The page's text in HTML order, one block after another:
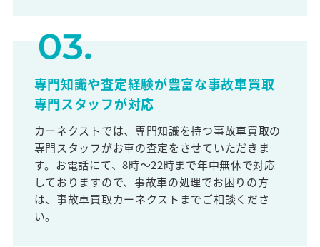
専門知識や査定経験が豊富な事故車買取
専門スタッフが対応
カーネクストでは、専門知識を持つ事故車買取の
専門スタッフがお車の査定をさせていただきま
す。お電話にて、8時～22時まで年中無休で対応
しておりますので、事故車の処理でお困りの方
は、事故車買取カーネクストまでご相談くださ
い。